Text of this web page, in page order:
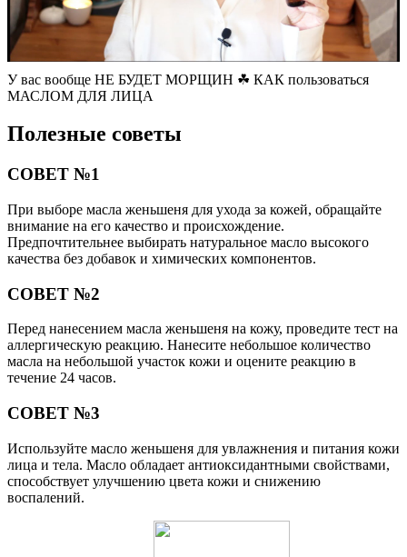
У вас вообще НЕ БУДЕТ МОРЩИН ☘ КАК пользоваться
МАСЛОМ ДЛЯ ЛИЦА
Полезные советы
СОВЕТ №1
При выборе масла женьшеня для ухода за кожей, обращайте
внимание на его качество и происхождение.
Предпочтительнее выбирать натуральное масло высокого
качества без добавок и химических компонентов.
СОВЕТ №2
Перед нанесением масла женьшеня на кожу, проведите тест на
аллергическую реакцию. Нанесите небольшое количество
масла на небольшой участок кожи и оцените реакцию в
течение 24 часов.
СОВЕТ №3
Используйте масло женьшеня для увлажнения и питания кожи
лица и тела. Масло обладает антиоксидантными свойствами,
способствует улучшению цвета кожи и снижению
воспалений.